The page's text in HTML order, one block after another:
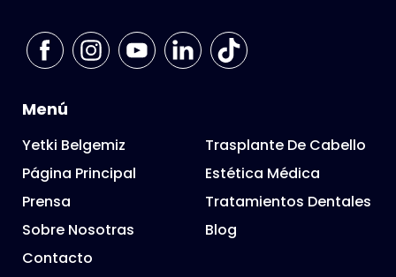
Menú
Yetki Belgemiz
Página Principal
Prensa
Sobre Nosotras
Contacto
Trasplante De Cabello
Estética Médica
Tratamientos Dentales
Blog